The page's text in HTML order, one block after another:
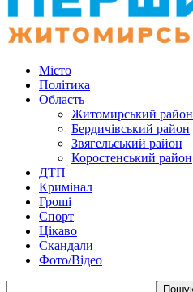
Місто
Політика
Область
Житомирський район
Бердичівський район
Звягельський район
Коростенський район
ДТП
Кримінал
Гроші
Спорт
Цікаво
Скандали
Фото/Відео